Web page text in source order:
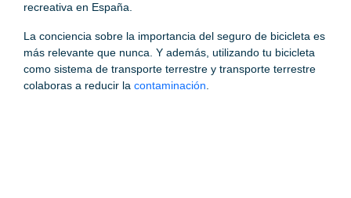
recreativa en España.
La conciencia sobre la importancia del seguro de bicicleta es
más relevante que nunca. Y además, utilizando tu bicicleta
como sistema de transporte terrestre y transporte terrestre
colaboras a reducir la contaminación